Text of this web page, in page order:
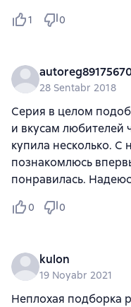
1 0
28 Sentabr 2018
Серия в целом
и вкусам любителей
купила несколько.
познакомлюсь
понравилась.
0 0
kulon
19 Noyabr 2021
Неплохая подборка